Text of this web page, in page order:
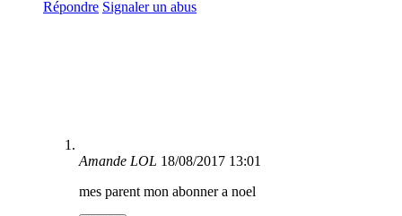
Répondre Signaler un abus
Amande LOL 18/08/2017 13:01
mes parent mon abonner a noel